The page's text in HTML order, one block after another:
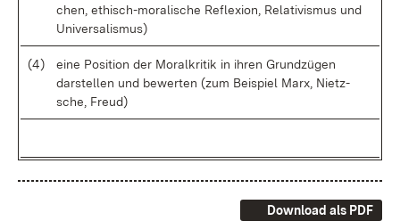
chen, ethisch-mo­ra­li­sche Re­fle­xi­on, Re­la­ti­vis­mus und
Uni­ver­sa­lis­mus)
(4)
ei­ne Po­si­ti­on der Mo­ral­kri­tik in ih­ren Grund­zü­gen
dar­stel­len und be­wer­ten (zum Bei­spiel Marx, Nietz­
sche, Freud)
Download als PDF